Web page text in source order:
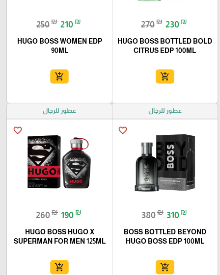
270₪ 230 ₪
HUGO BOSS BOTTLED BOLD
CITRUS EDP 100ML
add_shopping_cart
250₪ 210 ₪
HUGO BOSS WOMEN EDP
90ML
add_shopping_cart
عطور للرجال
favorite_border
380₪ 310 ₪
BOSS BOTTLED BEYOND
HUGO BOSS EDP 100ML
add_shopping_cart
عطور للرجال
favorite_border
260₪ 190 ₪
HUGO BOSS HUGO X
SUPERMAN FOR MEN 125ML
add_shopping_cart